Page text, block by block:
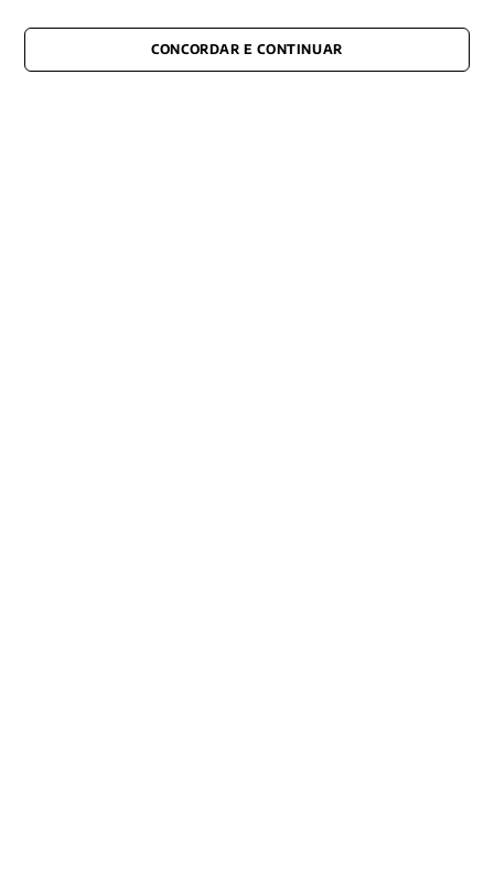
CONECTE-SE CONOSCOCONCORDAR E CONTINUAR